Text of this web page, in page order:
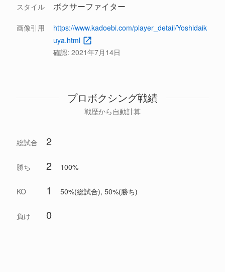
スタイル ボクサーファイター
画像引用
https://www.kadoebi.com/player_detail/Yoshidaik
uya.html
確認: 2021年7月14日
プロボクシング戦績
戦歴から自動計算
総試合 2
勝ち 2 100%
KO 1 50%(総試合), 50%(勝ち)
負け 0